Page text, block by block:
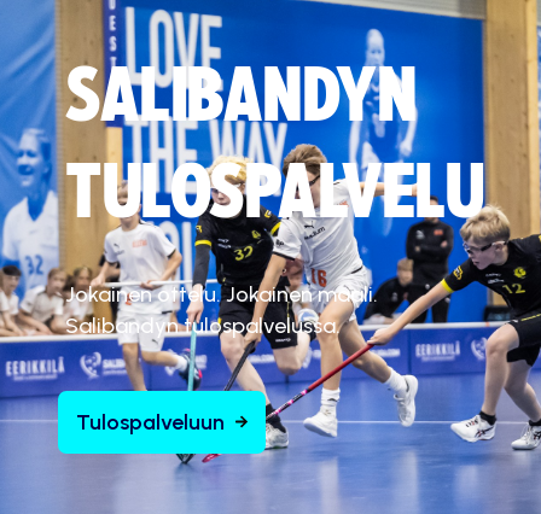
SALIBANDYN
TULOSPALVELU
Jokainen ottelu. Jokainen maali.
Salibandyn tulospalvelussa.
Tulospalveluun